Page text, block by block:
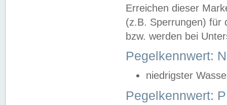
Erreichen dieser
(z.B. Sperrungen) für
bzw. werden bei
Pegelkennwert:
niedrigster
Pegelkennwert: